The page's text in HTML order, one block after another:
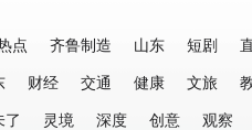
点 齐鲁制造 山东 短剧
财经 交通 健康 文旅
了 灵境 深度 创意 观察